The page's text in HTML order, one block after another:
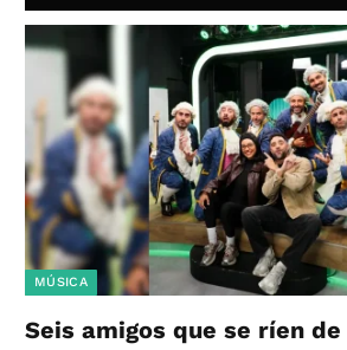
MÚSICA
Seis amigos que se ríen